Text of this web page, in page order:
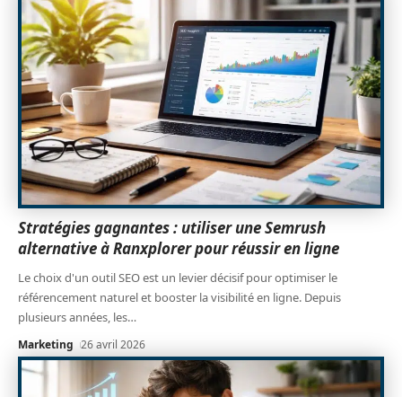
Stratégies gagnantes : utiliser une Semrush
alternative à Ranxplorer pour réussir en ligne
Le choix d'un outil SEO est un levier décisif pour optimiser le
référencement naturel et booster la visibilité en ligne. Depuis
plusieurs années, les…
Marketing 26 avril 2026